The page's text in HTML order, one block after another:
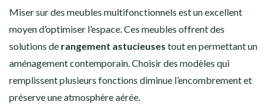
Miser sur des meubles multifonctionnels est un excellent
moyen d’optimiser l’espace. Ces meubles offrent des
solutions de rangement astucieuses tout en permettant un
aménagement contemporain. Choisir des modèles qui
remplissent plusieurs fonctions diminue l’encombrement et
préserve une atmosphère aérée.